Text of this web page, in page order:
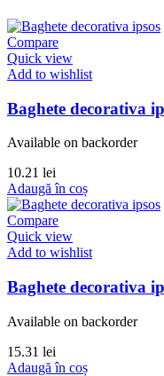
Compare
Quick view
Add to wishlist
Baghete decorativa
Available on backorder
10.21 lei
Adaugă în coș
Compare
Quick view
Add to wishlist
Baghete decorativa
Available on backorder
15.31 lei
Adaugă în coș